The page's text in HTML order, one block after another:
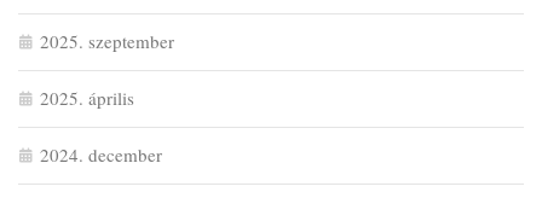
2025. szeptember
2025. április
2024. december